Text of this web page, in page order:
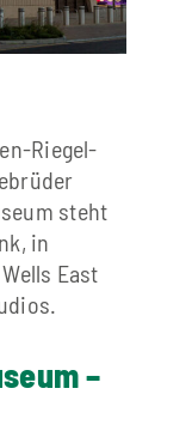
Riegel-
steht
in
East
–